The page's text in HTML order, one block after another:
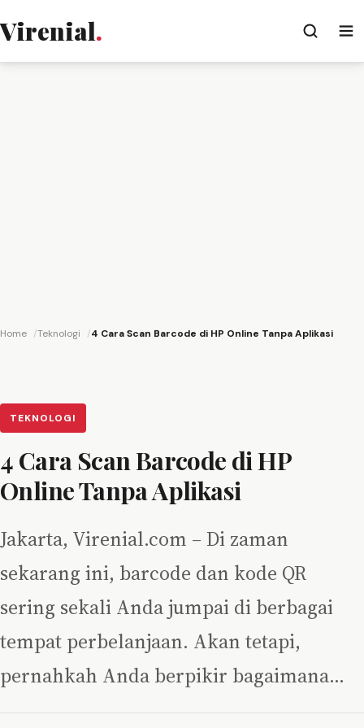
Virenial.
Home Teknologi 4 Cara Scan Barcode di HP Online Tanpa Aplikasi
TEKNOLOGI
4 Cara Scan Barcode di HP
Online Tanpa Aplikasi
Jakarta, Virenial.com – Di zaman
sekarang ini, barcode dan kode QR
sering sekali Anda jumpai di berbagai
tempat perbelanjaan. Akan tetapi,
pernahkah Anda berpikir bagaimana…